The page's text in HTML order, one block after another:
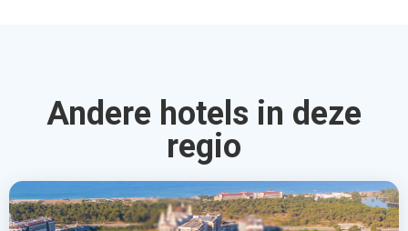
Andere hotels in deze
regio